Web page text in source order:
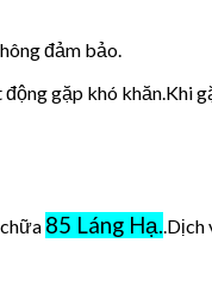
đảm bảo.
gặp khó khăn.Khi
85 Láng Hạ.